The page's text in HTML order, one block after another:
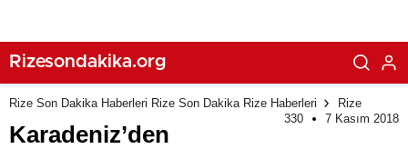
Rizesondakika.org
Rize Son Dakika Haberleri Rize Son Dakika Rize Haberleri
Rize
330
7 Kasım 2018
Karadeniz’den